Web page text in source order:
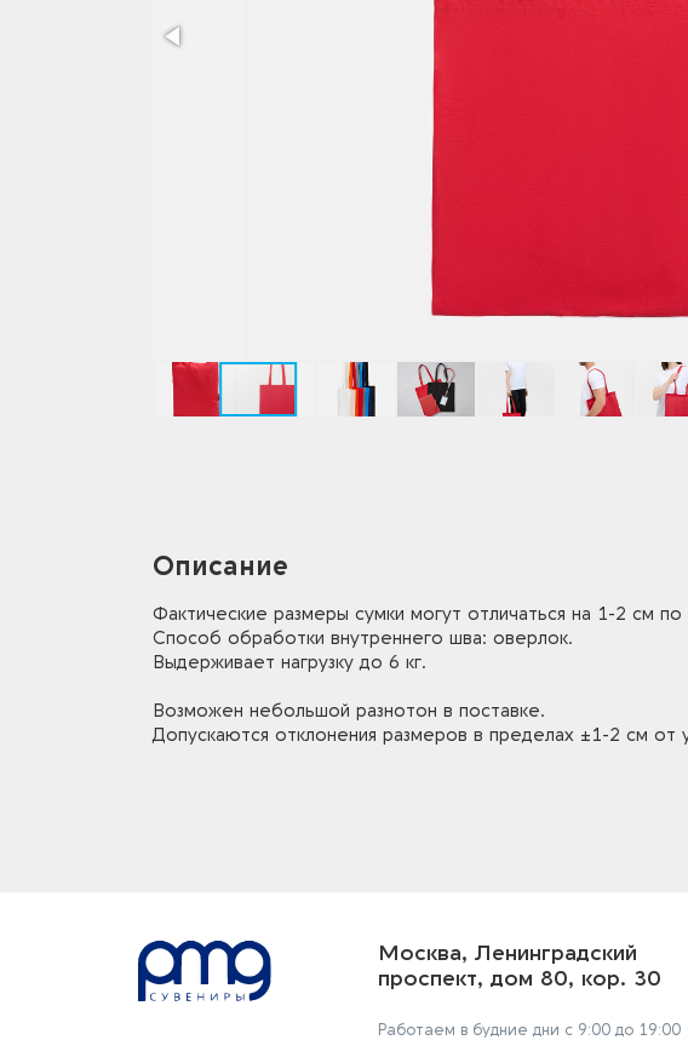
Описание
Фактические размеры сумки могут отличаться на 1-2 см
Способ обработки внутреннего шва: оверлок.
Выдерживает нагрузку до 6 кг.
Возможен небольшой разнотон в поставке.
Допускаются отклонения размеров в пределах ±1-2 см от
Москва, Ленинградский
проспект, дом 80, кор. 30
Работаем в будние дни с 9:00 до 19:00